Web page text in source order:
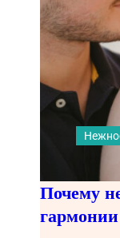
Почему